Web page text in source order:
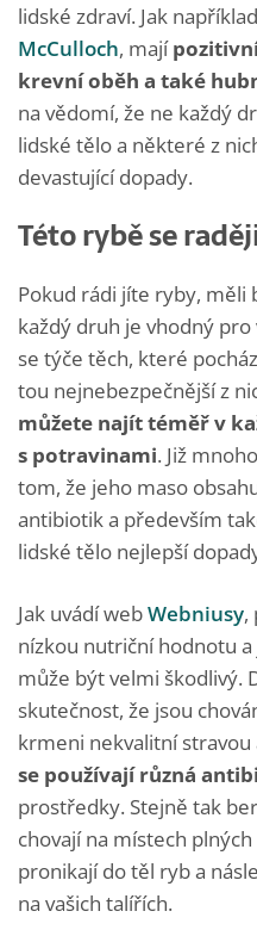
lidské zdraví. Jak
McCulloch, mají
krevní oběh a také
na vědomí, že ne každý
lidské tělo a některé z
devastující dopady.
Této rybě se
Pokud rádi jíte ryby, měli
každý druh je vhodný
se týče těch, které
tou nejnebezpečnější z
můžete najít téměř v
s potravinami. Již
tom, že jeho maso
antibiotik a především
lidské tělo nejlepší
Jak uvádí webWebniusy,
nízkou nutriční hodnotu
může být velmi škodlivý.
skutečnost, že jsou
krmeni nekvalitní stravou
se používají různá
prostředky. Stejně tak
chovají na místech
pronikají do těl ryb a
na vašich talířích.